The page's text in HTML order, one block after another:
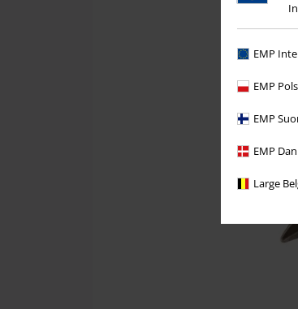
EMP
EMP
EMP
EMP
Large